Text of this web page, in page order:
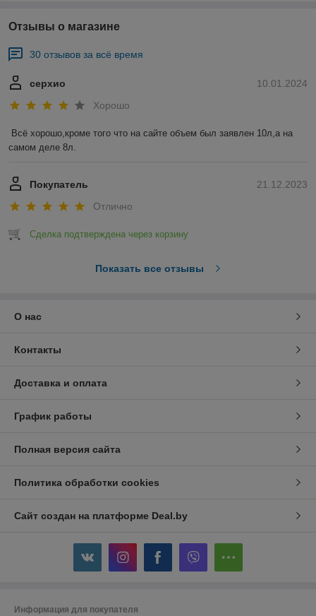
Отзывы о магазине
30 отзывов за всё время
10.01.2024
серхио
Хорошо
Всё хорошо,кроме того что на сайте объем был заявлен 10л,а на
самом деле 8л.
21.12.2023
Покупатель
Отлично
Сделка подтверждена через корзину
Показать все отзывы
О нас
Контакты
Доставка и оплата
График работы
Полная версия сайта
Политика обработки cookies
Сайт создан на платформе Deal.by
Информация для покупателя